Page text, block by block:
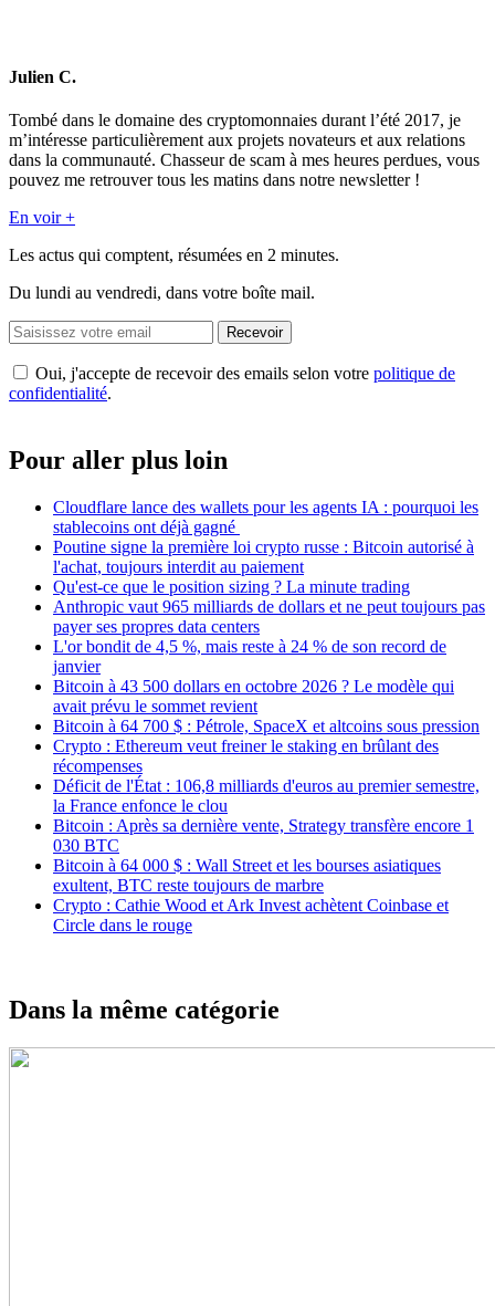
Julien C.
Tombé dans le domaine des cryptomonnaies durant l’été 2017, je
m’intéresse particulièrement aux projets novateurs et aux relations
dans la communauté. Chasseur de scam à mes heures perdues, vous
pouvez me retrouver tous les matins dans notre newsletter !
En voir +
Les actus qui comptent, résumées en 2 minutes.
Du lundi au vendredi, dans votre boîte mail.
Recevoir
Oui, j'accepte de recevoir des emails selon votre politique de
confidentialité.
Pour aller plus loin
Cloudflare lance des wallets pour les agents IA : pourquoi les
stablecoins ont déjà gagné
Poutine signe la première loi crypto russe : Bitcoin autorisé à
l'achat, toujours interdit au paiement
Qu'est-ce que le position sizing ? La minute trading
Anthropic vaut 965 milliards de dollars et ne peut toujours pas
payer ses propres data centers
L'or bondit de 4,5 %, mais reste à 24 % de son record de
janvier
Bitcoin à 43 500 dollars en octobre 2026 ? Le modèle qui
avait prévu le sommet revient
Bitcoin à 64 700 $ : Pétrole, SpaceX et altcoins sous pression
Crypto : Ethereum veut freiner le staking en brûlant des
récompenses
Déficit de l'État : 106,8 milliards d'euros au premier semestre,
la France enfonce le clou
Bitcoin : Après sa dernière vente, Strategy transfère encore 1
030 BTC
Bitcoin à 64 000 $ : Wall Street et les bourses asiatiques
exultent, BTC reste toujours de marbre
Crypto : Cathie Wood et Ark Invest achètent Coinbase et
Circle dans le rouge
Dans la même catégorie